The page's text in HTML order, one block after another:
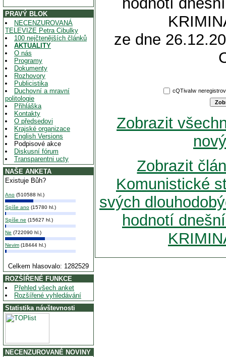
PRAVÝ BLOK
NECENZUROVANÁ
TELEVIZE Petra Cibulky
100 nejčtenějších článků
AKTUALITY
O nás
Programy
Dokumenty
Rozhovory
Publicistika
Duchovní a mravní
politologie
Přihláška
Kontakty
O předsedovi
Krajské organizace
English Versions
Podpisové akce
Diskusní fórum
Transparentni ucty
NAŠE ANKETA
Existuje Bůh?
Ano (510588 hl.)
Spíše ano (15780 hl.)
Spíše ne (15627 hl.)
Ne (722090 hl.)
Nevim (18444 hl.)
Celkem hlasovalo: 1282529
ROZŠÍŘENÉ FUNKCE
Přehled všech anket
Rozšířené vyhledávání
Statistika návštevnosti
NECENZUROVANÉ NOVINY
ze dne
cQTivaIw
Zobrazit
Zobrazit
Komunistické
svých
hodnotí